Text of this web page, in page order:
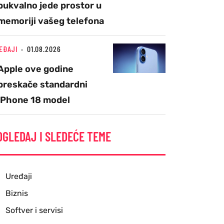
jede prostor u
vašeg telefona
01.08.2026
ove godine
standardni
18 model
I SLEDEĆE TEME
Uređaji
Biznis
Softver i servisi